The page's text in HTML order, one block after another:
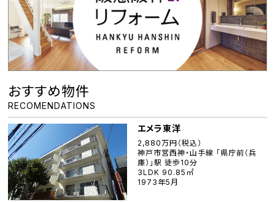
おすすめ物件
RECOMENDATIONS
エメラ東洋
2,880万円（税込）
神戸市営西神・山手線 「県庁前（兵
庫）」駅 徒歩10分
3LDK 90.85㎡
1973年5月